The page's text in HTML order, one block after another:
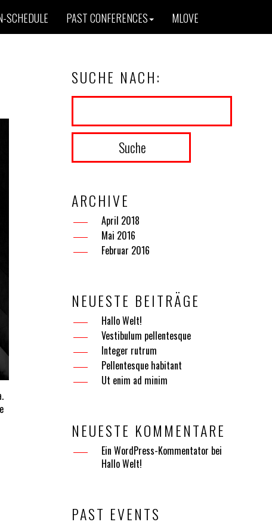
SCHEDULE PAST CONFERENCES MLOVE
SUCHE NACH:
ARCHIVE
April 2018
Mai 2016
Februar 2016
NEUESTE BEITRÄGE
Hallo Welt!
Vestibulum pellentesque
Integer rutrum
Pellentesque habitant
Ut enim ad minim
NEUESTE KOMMENTARE
Ein WordPress-Kommentator bei
Hallo Welt!
PAST EVENTS